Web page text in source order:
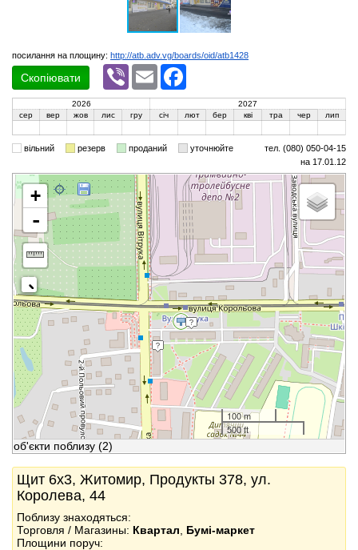
посилання на площину: http://atb.adv.vg/boards/oid/atb1428
Скопіювати
Viber Email
2026
2027
сер
вер жов лис гру січ лют бер кві тра чер лип
вільний резерв проданий уточнюйте
тел. (080) 050-04-15
на 17.01.12
+
-
100 m
500 ft
об'єкти поблизу (2)
Щит 6x3, Житомир, Продукты 378, ул.
Королева, 44
Поблизу знаходяться:
Торговля / Магазины: Квартал
Бумі-маркет
Площини поруч: